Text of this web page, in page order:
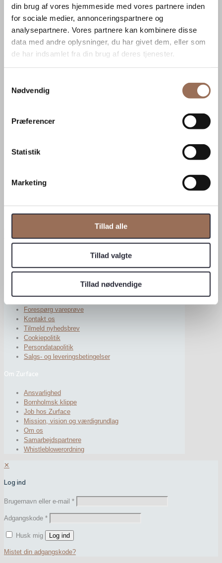
din brug af vores hjemmeside med vores partnere inden
for sociale medier, annonceringspartnere og
analysepartnere. Vores partnere kan kombinere disse
data med andre oplysninger, du har givet dem, eller som
de har indsamlet fra din brug af deres tjenester.
Nødvendig
Præferencer
Statistik
Marketing
Tillad alle
Tillad valgte
Tillad nødvendige
8000 Aarhus C
Horsens
Ove Jensens Allé 52
8700 Horsens
Prøvestenen, B-vej 4
Rønne
Find medarbejder
Drift og vedligeholdelse
Forespørg vareprøve
Kontakt os
Tilmeld nyhedsbrev
Cookiepolitik
Persondatapolitik
Salgs- og leveringsbetingelser
Om Zurface
Ansvarlighed
Bornholmsk klippe
Job hos Zurface
Mission, vision og værdigrundlag
Om os
Samarbejdspartnere
Whistleblowerordning
✕
Log ind
Brugernavn eller e-mail *
Adgangskode *
Husk mig Log ind
Mistet din adgangskode?